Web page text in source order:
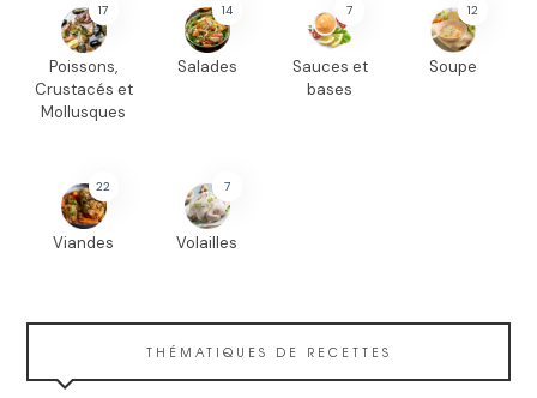
17
Poissons,
Crustacés et
Mollusques
14
Salades
7
Sauces et
bases
12
Soupe
22
Viandes
7
Volailles
THÉMATIQUES DE RECETTES